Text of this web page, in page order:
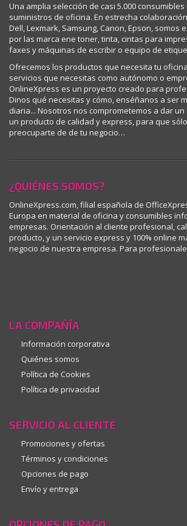
Una amplia selección de casi 5.000
suministros de oficina. En estrecha
Dell, Lexmark, Samsung, Canon, Epson, somos
por las marca ene toner, tinta, cintas para
faxes y máquinas de escribir o equipo de
Ofrecemos los productos que necesita tu
servicios que necesitas como autónomo o
OnlineXpress es un proyecto creado para
Dinos qué necesitas y cómo, enséñanos a ser
diaria... Nosotros nos comprometemos a dar
un producto de calidad y express, para que
preocuparte de de tu negocio…
¿QUIÉNES SOMOS?
OnlineXpress.com, filial española de
Europa en material de oficina y consumibles
empresas. Orientación al cliente profesional,
producto, y un servicio express y 100% online
negocio de nuestra empresa. Para
LA COMPAÑÍA
Información corporativa
Quiénes somos
Política de Cookies
Política de privacidad
SERVICIO AL CLIENTE
Promociones y ofertas
Términos y condiciones
Opciones de pago
Envío y entrega